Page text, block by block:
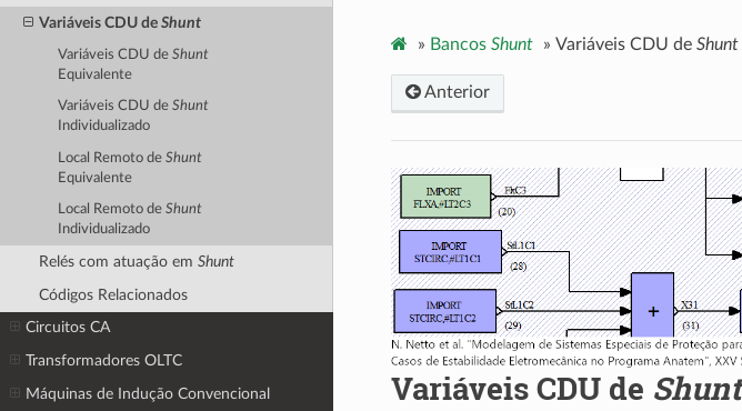
Variáveis CDU de Shunt
Variáveis CDU deShunt
Equivalente
Variáveis CDU deShunt
Individualizado
Local Remoto deShunt
Equivalente
Local Remoto deShunt
Individualizado
Relés com atuação em Shunt
Códigos Relacionados
Circuitos CA
Transformadores OLTC
Máquinas de Indução Convencional
» Bancos Shunt » Variáveis CDU de Shunt
Anterior
Variáveis CDU de Shunt